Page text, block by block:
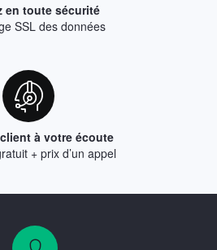
en toute sécurité
SSL des données
à votre écoute
+ prix d’un appel